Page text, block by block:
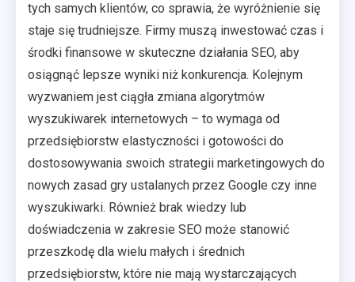
tych samych klientów, co sprawia, że wyróżnienie się
staje się trudniejsze. Firmy muszą inwestować czas i
środki finansowe w skuteczne działania SEO, aby
osiągnąć lepsze wyniki niż konkurencja. Kolejnym
wyzwaniem jest ciągła zmiana algorytmów
wyszukiwarek internetowych – to wymaga od
przedsiębiorstw elastyczności i gotowości do
dostosowywania swoich strategii marketingowych do
nowych zasad gry ustalanych przez Google czy inne
wyszukiwarki. Również brak wiedzy lub
doświadczenia w zakresie SEO może stanowić
przeszkodę dla wielu małych i średnich
przedsiębiorstw, które nie mają wystarczających